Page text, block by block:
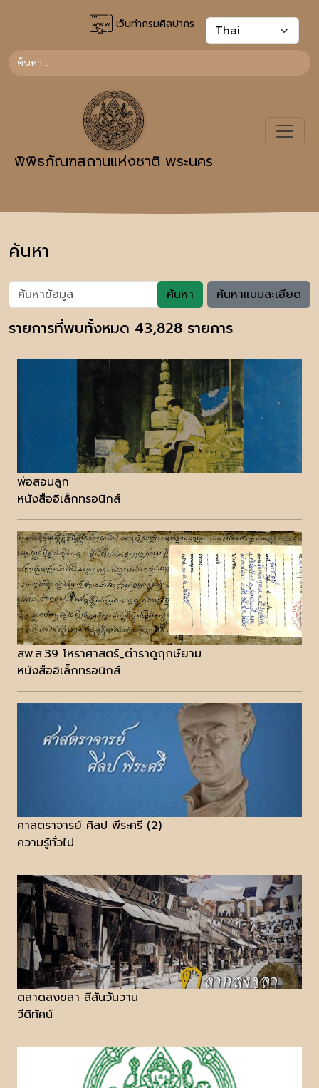
เว็บท่ากรมศิลปากร
พิพิธภัณฑสถานแห่งชาติ พระนคร
ค้นหา
ค้นหา ค้นหาแบบละเอียด
รายการที่พบทั้งหมด 43,828 รายการ
พ่อสอนลูก
หนังสืออิเล็กทรอนิกส์
สพ.ส.39 โหราศาสตร์_ตำราดูฤกษ์ยาม
หนังสืออิเล็กทรอนิกส์
ศาสตราจารย์ ศิลป พีระศรี (2)
ความรู้ทั่วไป
ตลาดสงขลา สีสันวันวาน
วีดิทัศน์